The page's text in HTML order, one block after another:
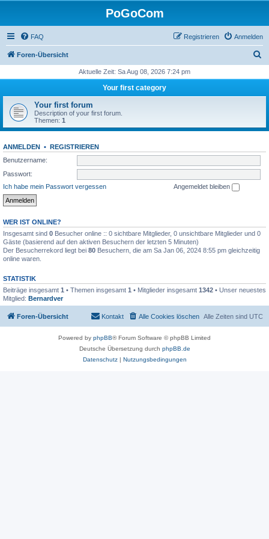
PoGoCom
FAQ Anmelden
Registrieren
Foren-Übersicht
h
Aktuelle Zeit: Sa Aug 08, 2026 7:24 pm
Your first category
Your first forum
Description of your first forum.
Themen: 1
ANMELDEN • REGISTRIEREN
Benutzername:
Passwort:
Ich habe mein Passwort vergessen
Angemeldet bleiben
WER IST ONLINE?
Insgesamt sind 0 Besucher online :: 0 sichtbare Mitglieder, 0 unsichtbare Mitglieder und 0
Gäste (basierend auf den aktiven Besuchern der letzten 5 Minuten)
Der Besucherrekord liegt bei 80 Besuchern, die am Sa Jan 06, 2024 8:55 pm gleichzeitig
online waren.
STATISTIK
Beiträge insgesamt 1 • Themen insgesamt 1 • Mitglieder insgesamt 1342 • Unser neuestes
Mitglied: Bernardver
Foren-Übersicht Alle Zeiten sind UTC
Alle Cookies löschen
Kontakt
Powered by phpBB® Forum Software © phpBB Limited
Deutsche Übersetzung durch phpBB.de
Datenschutz| Nutzungsbedingungen